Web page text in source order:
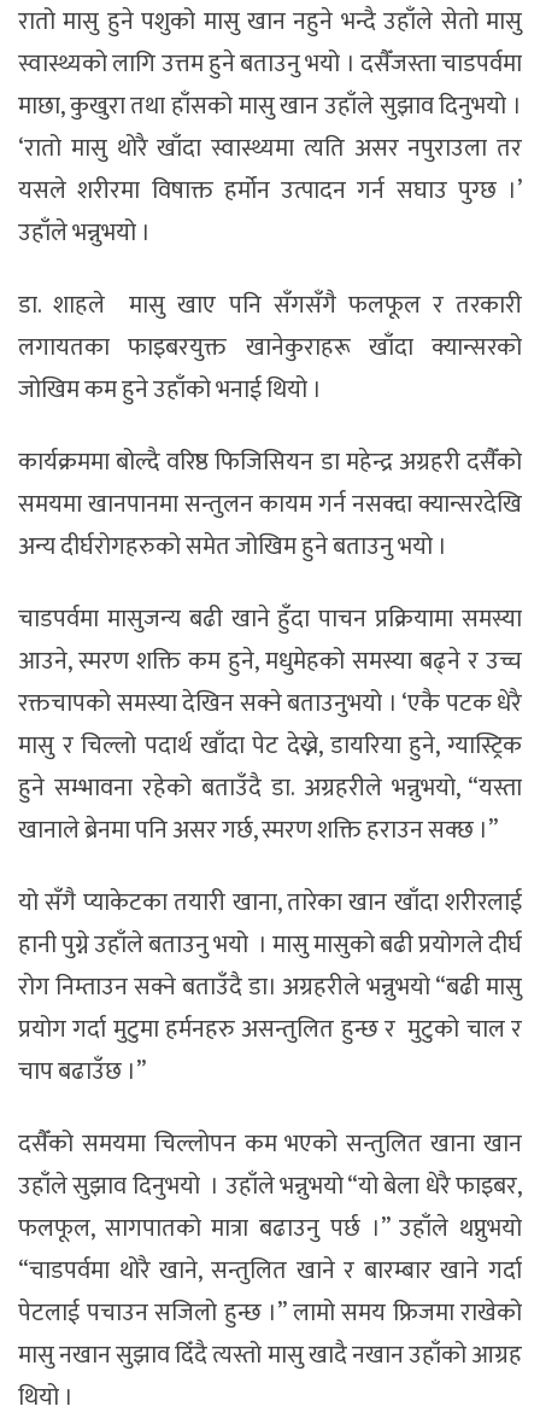
रातो मासु हुने पशुको मासु खान नहुने भन्दै उहाँले सेतो मासु
स्वास्थ्यको लागि उत्तम हुने बताउनु भयो । दसैँजस्ता चाडपर्वमा
माछा, कुखुरा तथा हाँसको मासु खान उहाँले सुझाव दिनुभयो ।
‘रातो मासु थोरै खाँदा स्वास्थ्यमा त्यति असर नपुराउला तर
यसले शरीरमा विषाक्त हर्मोन उत्पादन गर्न सघाउ पुग्छ ।’
उहाँले भन्नुभयो ।
डा. शाहले मासु खाए पनि सँगसँगै फलफूल र तरकारी
लगायतका फाइबरयुक्त खानेकुराहरू खाँदा क्यान्सरको
जोखिम कम हुने उहाँको भनाई थियो ।
कार्यक्रममा बोल्दै वरिष्ठ फिजिसियन डा महेन्द्र अग्रहरी दसैँको
समयमा खानपानमा सन्तुलन कायम गर्न नसक्दा क्यान्सरदेखि
अन्य दीर्घरोगहरुको समेत जोखिम हुने बताउनु भयो ।
चाडपर्वमा मासुजन्य बढी खाने हुँदा पाचन प्रक्रियामा समस्या
आउने, स्मरण शक्ति कम हुने, मधुमेहको समस्या बढ्ने र उच्च
रक्तचापको समस्या देखिन सक्ने बताउनुभयो । ‘एकै पटक धेरै
मासु र चिल्लो पदार्थ खाँदा पेट देख्ने, डायरिया हुने, ग्यास्ट्रिक
हुने सम्भावना रहेको बताउँदै डा. अग्रहरीले भन्नुभयो, “यस्ता
खानाले ब्रेनमा पनि असर गर्छ, स्मरण शक्ति हराउन सक्छ ।”
यो सँगै प्याकेटका तयारी खाना, तारेका खान खाँदा शरीरलाई
हानी पुग्ने उहाँले बताउनु भयो । मासु मासुको बढी प्रयोगले दीर्घ
रोग निम्ताउन सक्ने बताउँदै डा। अग्रहरीले भन्नुभयो “बढी मासु
प्रयोग गर्दा मुटुमा हर्मनहरु असन्तुलित हुन्छ र मुटुको चाल र
चाप बढाउँछ ।”
दसैँको समयमा चिल्लोपन कम भएको सन्तुलित खाना खान
उहाँले सुझाव दिनुभयो । उहाँले भन्नुभयो “यो बेला धेरै फाइबर,
फलफूल, सागपातको मात्रा बढाउनु पर्छ ।” उहाँले थप्नुभयो
“चाडपर्वमा थोरै खाने, सन्तुलित खाने र बारम्बार खाने गर्दा
पेटलाई पचाउन सजिलो हुन्छ ।” लामो समय फ्रिजमा राखेको
मासु नखान सुझाव दिँदै त्यस्तो मासु खादै नखान उहाँको आग्रह
थियो ।